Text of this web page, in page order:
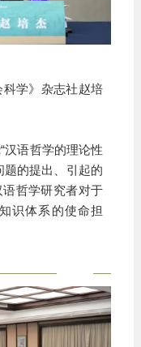
学》杂志社赵培
汉语哲学的理论性
题的提出、引起的
哲学研究者对于
识体系的使命担